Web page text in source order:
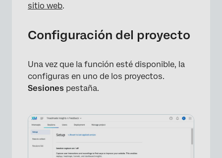
sitio web.
Configuración del proyecto
Una vez que la función esté disponible, la
configuras en uno de los proyectos.
Sesiones pestaña.